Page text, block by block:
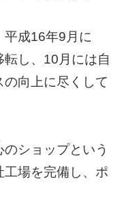
平成16年9月に
し、10月には自
向上に尽くして
ショップという
工場を完備し、ポ